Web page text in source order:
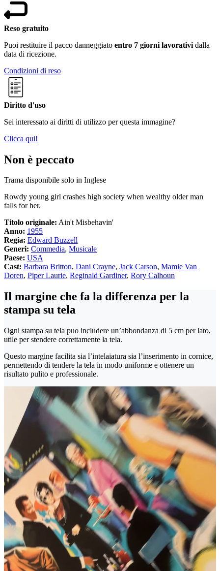
Reso gratuito
Puoi restituire il pacco danneggiato entro 7 giorni lavorativi dalla
data di ricezione.
Condizioni di reso
Diritto d'uso
Sei interessato ai diritti di utilizzo per questa immagine?
Clicca qui!
Non è peccato
Trama disponibile solo in Inglese
Rowdy young girl crashes high society when wealthy older man
falls for her.
Titolo originale: Ain't Misbehavin'
Anno: 1955
Regia: Edward Buzzell
Generi: Commedia, Musicale
Paese: USA
Cast: Barbara Britton, Dani Crayne, Jack Carson, Mamie Van
Doren, Piper Laurie, Reginald Gardiner, Rory Calhoun
Il margine che fa la differenza per la
stampa su tela
Ogni stampa su tela puo includere un’abbondanza di 5 cm per lato,
utile per stendere correttamente la tela.
Questo margine facilita sia l’intelaiatura sia l’inserimento in cornice,
permettendo di tendere la tela in modo uniforme e ottenere un
risultato pulito e professionale.